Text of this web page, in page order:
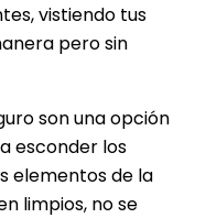
vistiendo tus
pero sin
son una opción
esconder los
elementos de la
limpios, no se